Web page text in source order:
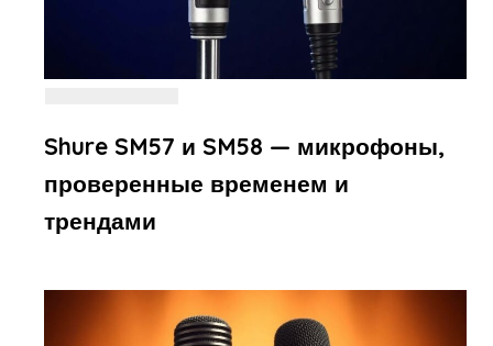
Shure SM57 и SM58 — микрофоны,
проверенные временем и
трендами